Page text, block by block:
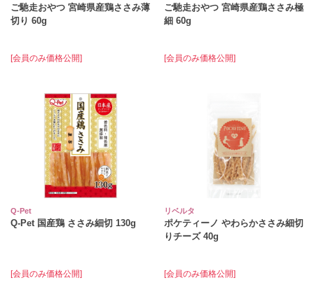
ご馳走おやつ 宮崎県産鶏ささみ薄
切り 60g
[会員のみ価格公開]
ご馳走おやつ 宮崎県産鶏ささみ極
細 60g
[会員のみ価格公開]
Q-Pet
Q-Pet 国産鶏 ささみ細切 130g
[会員のみ価格公開]
リベルタ
ポケティーノ やわらかささみ細切
りチーズ 40g
[会員のみ価格公開]